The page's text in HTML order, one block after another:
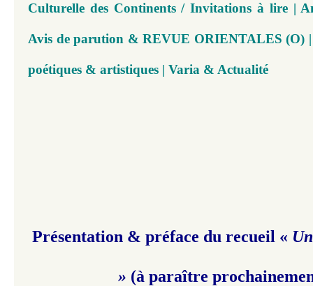
Culturelle des Continents / Invitations à lire |
Avis de parution & REVUE ORIENTALES (O) |
poétiques & artistiques | Varia & Actualité
Présentation & préface du recueil «
» (à paraître